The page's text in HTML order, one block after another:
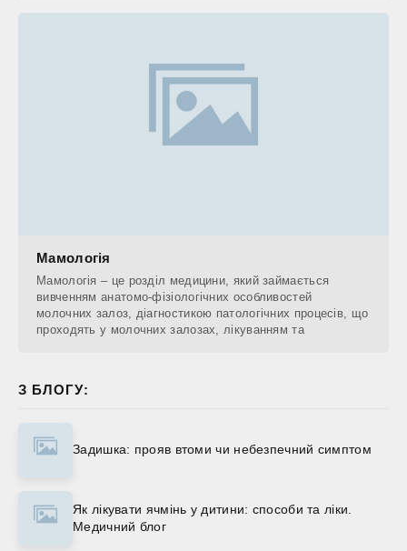
Мамологія
Мамологія – це розділ медицини, який займається
вивченням анатомо-фізіологічних особливостей
молочних залоз, діагностикою патологічних процесів, що
проходять у молочних залозах, лікуванням та
З БЛОГУ:
Задишка: прояв втоми чи небезпечний симптом
Як лікувати ячмінь у дитини: способи та ліки.
Медичний блог